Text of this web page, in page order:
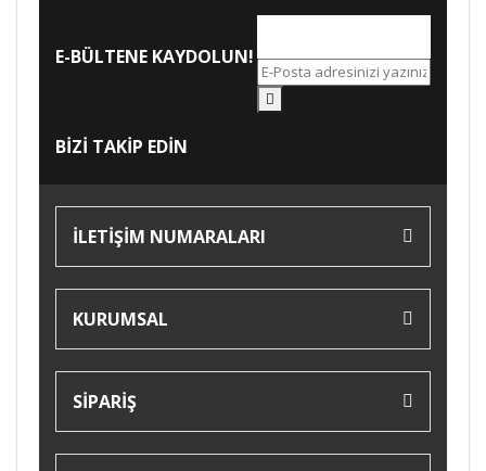
E-BÜLTENE KAYDOLUN!
BİZİ TAKİP EDİN
İLETİŞİM NUMARALARI
KURUMSAL
SİPARİŞ